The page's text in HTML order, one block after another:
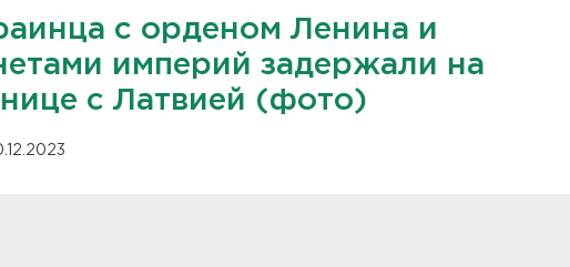
с орденом Ленина и
империй задержали на
с Латвией (фото)